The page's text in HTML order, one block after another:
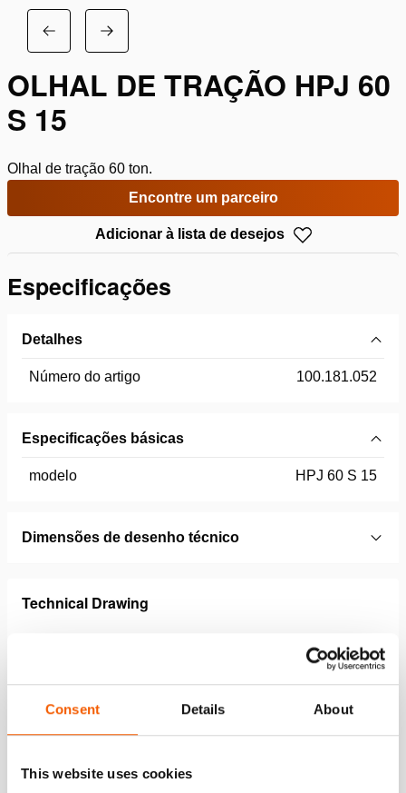
Consent Details About
This website uses cookies
OLHAL DE TRAÇÃO HPJ 60
S 15
Olhal de tração 60 ton.
Encontre um parceiro
Adicionar à lista de desejos
Especificações
Detalhes
Número do artigo 100.181.052
Especificações básicas
modelo HPJ 60 S 15
Dimensões de desenho técnico
Technical Drawing
Technical Drawing Of Pulling Cylinder
121.7 KB